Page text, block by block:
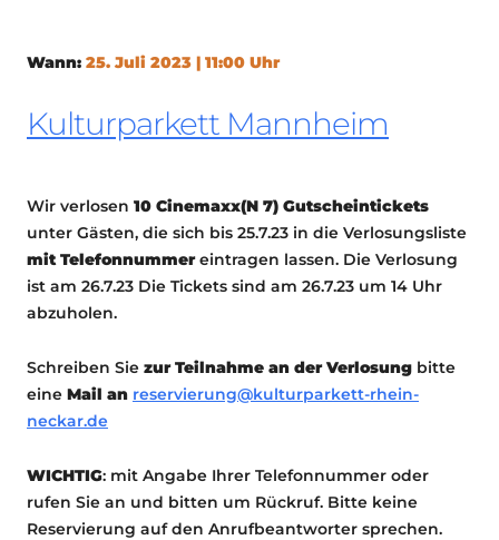
Wann: 25. Juli 2023 | 11:00 Uhr
Kulturparkett Mannheim
Wir verlosen 10 Cinemaxx(N 7) Gutscheintickets
unter Gästen, die sich bis 25.7.23 in die Verlosungsliste
mit Telefonnummereintragen lassen. Die Verlosung
ist am 26.7.23 Die Tickets sind am 26.7.23 um 14 Uhr
abzuholen.
Schreiben Sie zur Teilnahme an der Verlosung bitte
eine Mail an reservierung@kulturparkett-rhein-
neckar.de
WICHTIG: mit Angabe Ihrer Telefonnummer oder
rufen Sie an und bitten um Rückruf. Bitte keine
Reservierung auf den Anrufbeantworter sprechen.